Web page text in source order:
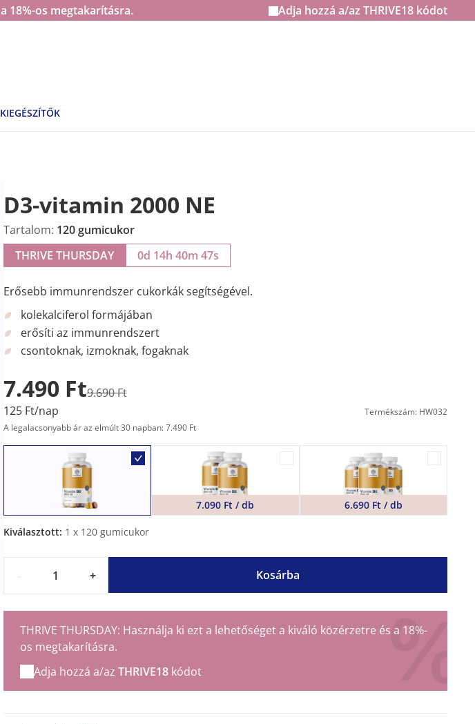
18%-os megtakarításra. Adja hozzá a/az THRIVE18 kódot
D3-vitamin 2000 NE
Tartalom: 120 gumicukor
THRIVE THURSDAY
0d 14h 40m 46s
Erősebb immunrendszer cukorkák segítségével.
kolekalciferol formájában
erősíti az immunrendszert
csontoknak, izmoknak, fogaknak
7.490 Ft9.690 Ft
125 Ft/nap
Termékszám: HW032
A legalacsonyabb ár az elmúlt 30 napban: 7.490 Ft
7.090 Ft / db 6.690 Ft / db
Kiválasztott: 1 x 120 gumicukor
+ Kosárba
THRIVE THURSDAY: Használja ki ezt a lehetőséget a kiváló közérzetre és a 18%-
os megtakarításra.
Adja hozzá a/az THRIVE18kódot